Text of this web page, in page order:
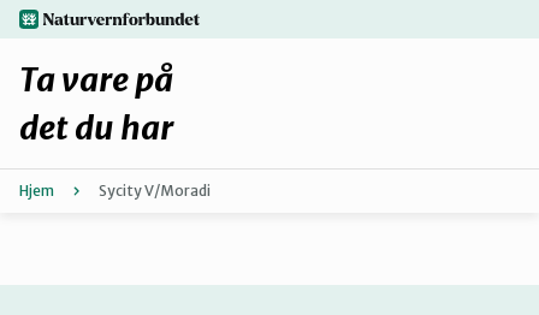
Hopp
til
hovedinnhold
naturvernforbundet.no
Ta vare på
det du har
Hjem Sycity V/Moradi